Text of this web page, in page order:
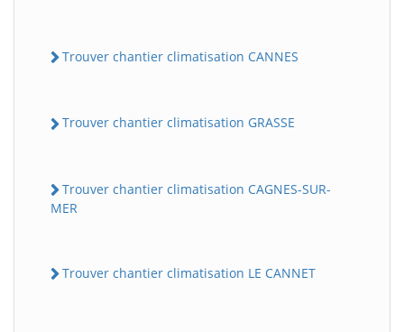
Trouver chantier climatisation CANNES
Trouver chantier climatisation GRASSE
Trouver chantier climatisation CAGNES-SUR-
MER
Trouver chantier climatisation LE CANNET